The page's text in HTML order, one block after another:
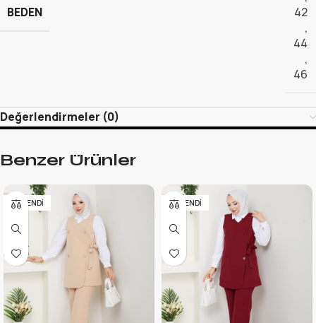
BEDEN
42
,
44
,
46
Değerlendirmeler (0)
Benzer Ürünler
TÜKENDI TÜKENDI